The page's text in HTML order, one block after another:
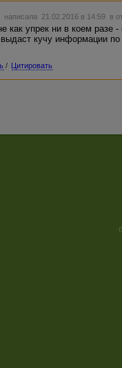
написала 21.02.2016 в 14:59 в
как упрек ни в коем разе
кучу информации
/ Цитировать